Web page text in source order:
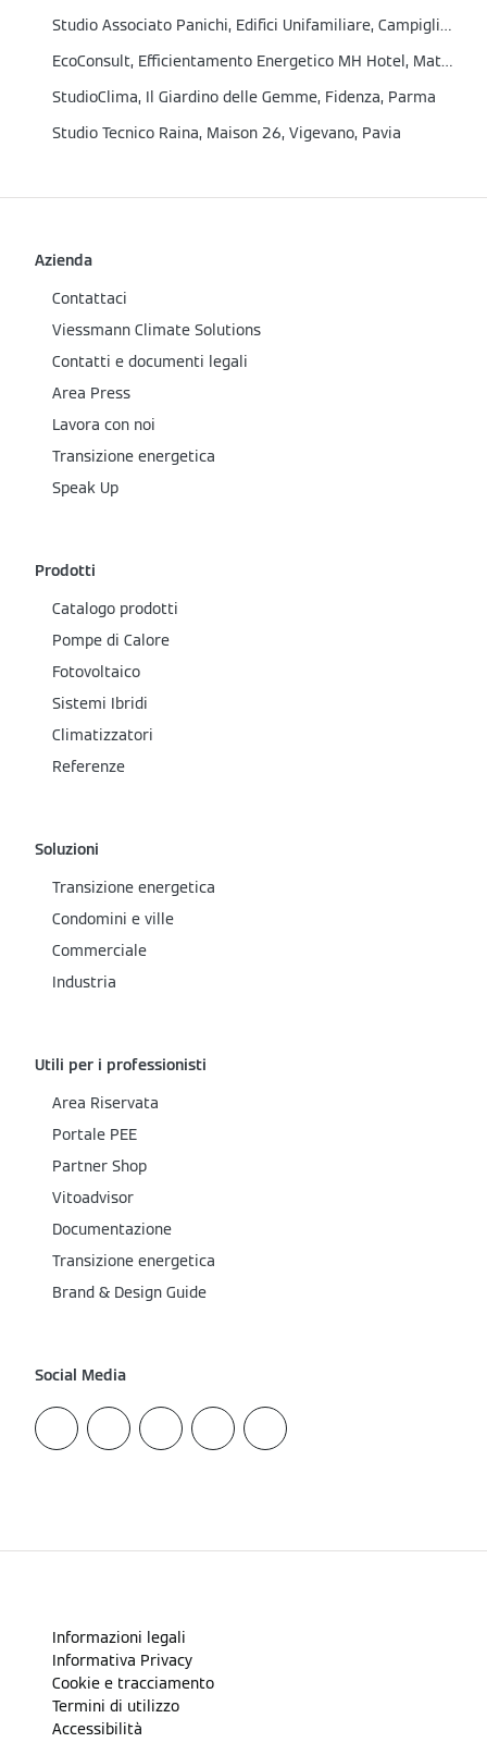
Studio Associato Panichi, Edifici Unifamiliare, Campiglia Marittima, Livorno
EcoConsult, Efficientamento Energetico MH Hotel, Matera
StudioClima, Il Giardino delle Gemme, Fidenza, Parma
Studio Tecnico Raina, Maison 26, Vigevano, Pavia
Azienda
Contattaci
Viessmann Climate Solutions
Contatti e documenti legali
Area Press
Lavora con noi
Transizione energetica
Speak Up
Prodotti
Catalogo prodotti
Pompe di Calore
Fotovoltaico
Sistemi Ibridi
Climatizzatori
Referenze
Soluzioni
Transizione energetica
Condomini e ville
Commerciale
Industria
Utili per i professionisti
Area Riservata
Portale PEE
Partner Shop
Vitoadvisor
Documentazione
Transizione energetica
Brand & Design Guide
Social Media
Informazioni legali
Informativa Privacy
Cookie e tracciamento
Termini di utilizzo
Accessibilità